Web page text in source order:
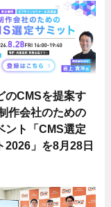
のCMSを提案す
作会社のための
ント「CMS選定
2026」を8月28日